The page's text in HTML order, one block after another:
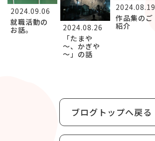
2024.09.06
就職活動の
お話。
2024.08.26
「たまや
～、かぎや
～」の話
2024.08.19
作品集のご
紹介
ブログトップへ戻る